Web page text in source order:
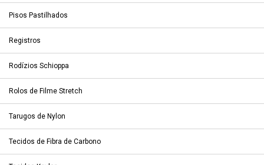
Pisos Pastilhados
Registros
Rodízios Schioppa
Rolos de Filme Stretch
Tarugos de Nylon
Tecidos de Fibra de Carbono